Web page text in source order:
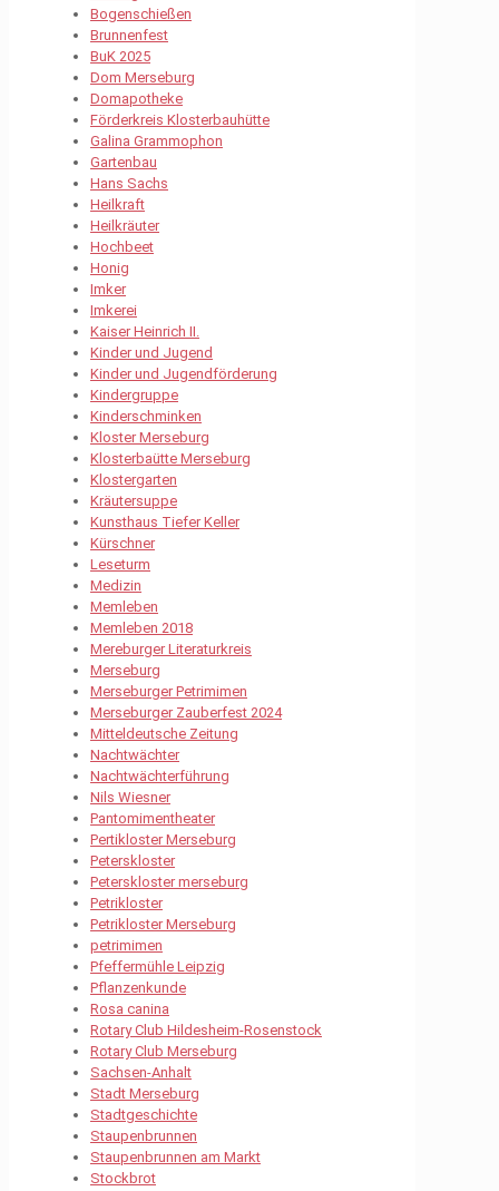
Bogenschießen
Brunnenfest
BuK 2025
Dom Merseburg
Domapotheke
Förderkreis Klosterbauhütte
Galina Grammophon
Gartenbau
Hans Sachs
Heilkraft
Heilkräuter
Hochbeet
Honig
Imker
Imkerei
Kaiser Heinrich II.
Kinder und Jugend
Kinder und Jugendförderung
Kindergruppe
Kinderschminken
Kloster Merseburg
Klosterbaütte Merseburg
Klostergarten
Kräutersuppe
Kunsthaus Tiefer Keller
Kürschner
Leseturm
Medizin
Memleben
Memleben 2018
Mereburger Literaturkreis
Merseburg
Merseburger Petrimimen
Merseburger Zauberfest 2024
Mitteldeutsche Zeitung
Nachtwächter
Nachtwächterführung
Nils Wiesner
Pantomimentheater
Pertikloster Merseburg
Peterskloster
Peterskloster merseburg
Petrikloster
Petrikloster Merseburg
petrimimen
Pfeffermühle Leipzig
Pflanzenkunde
Rosa canina
Rotary Club Hildesheim-Rosenstock
Rotary Club Merseburg
Sachsen-Anhalt
Stadt Merseburg
Stadtgeschichte
Staupenbrunnen
Staupenbrunnen am Markt
Stockbrot